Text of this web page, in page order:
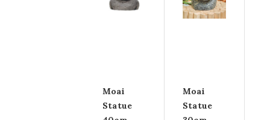
Moai
Statue
Moai
Statue